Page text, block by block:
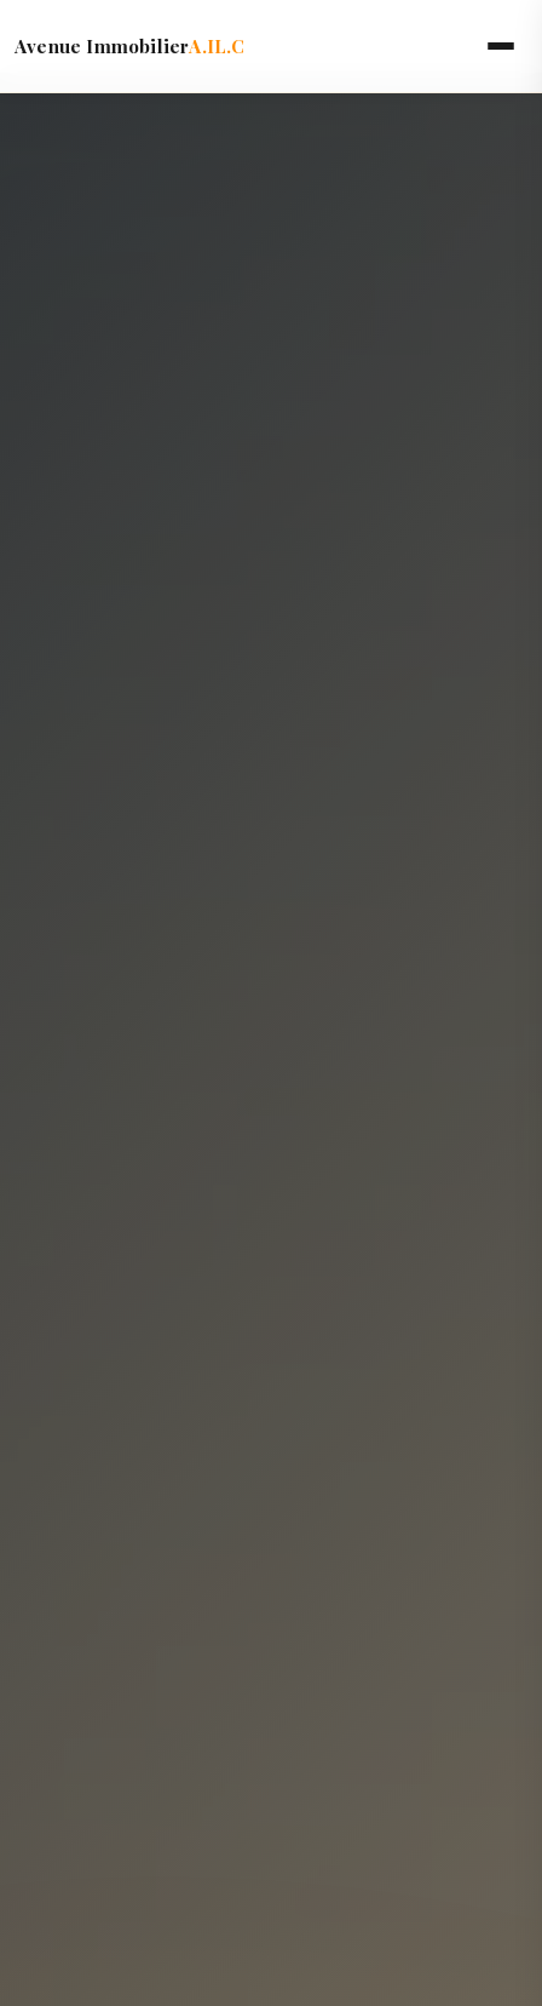
Avenue ImmobilierA.IL.C